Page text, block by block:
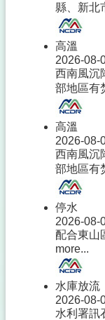
縣、新北
高溫
2026-08-
西南風沉
部地區有
高溫
2026-08-
西南風沉
部地區有
停水
2026-08-
配合東山
more...
水庫放流
2026-08-
水利署訊